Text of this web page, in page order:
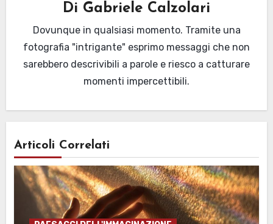
Di Gabriele Calzolari
Dovunque in qualsiasi momento. Tramite una
fotografia "intrigante" esprimo messaggi che non
sarebbero descrivibili a parole e riesco a catturare
momenti impercettibili.
Articoli Correlati